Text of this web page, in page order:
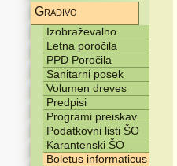
Gradivo
Izobraževalno
Letna poročila
PPD Poročila
Sanitarni posek
Volumen dreves
Predpisi
Programi preiskav
Podatkovni listi ŠO
Karantenski ŠO
Boletus informaticus